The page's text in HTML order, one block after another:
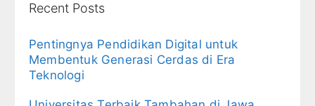
Recent Posts
Pentingnya Pendidikan Digital untuk
Membentuk Generasi Cerdas di Era
Teknologi